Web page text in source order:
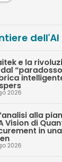
dell'AI
e la
2026
alla
Vision di
in
2026